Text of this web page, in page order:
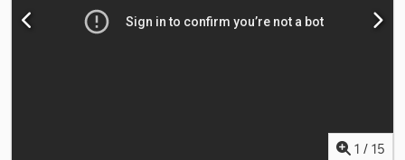
fecho centralizado, regulação eléctrica dos vidros, retardador
= Opções e acessórios adicionais = - Volante ajustável - Controlo
Fórmula das rodas: 6x2 Distância entre eixos: 3500 mm Motor:1 / 15